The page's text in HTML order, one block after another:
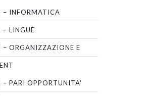
– INFORMATICA
LINGUE
– ORGANIZZAZIONE E
PARI OPPORTUNITA'